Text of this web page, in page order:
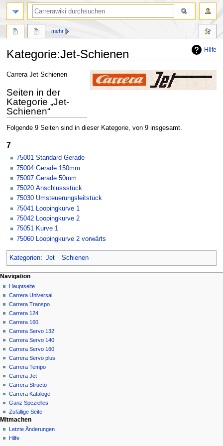
Hilfe
Kategorie:Jet-Schienen
Zur
springen
Zur
springen
Carrera Jet Schienen
Seiten in der
Kategorie „Jet-
Schienen“
Folgende 9 Seiten sind in dieser Kategorie, von 9 insgesamt.
7
75001 Standard Gerade
75004 Gerade 150mm
75007 Gerade 50mm
75020 Anschlussstück
75030 Umsteuerungsleitstück
75041 Loopingkurve 1
75042 Loopingkurve 2
75051 Kurve 1
75060 Loopingkurve 2 vorwärts
Kategorien: Jet Schienen
Navigationsmenü
Seitenaktionen
Kategorie
Diskussion
Lesen
Quelltext
anzeigen
Versionsgeschichte
mehr
Meine Werkzeuge
Anmelden
Navigation
Hauptseite
Carrera Universal
Carrera Transpo
Carrera 124
Carrera 160
Carrera Servo 132
Carrera Servo 140
Carrera Servo 160
Carrera Servo plus
Carrera Tempo
Carrera Jet
Carrera Structo
Carrera Kataloge
Ganz Spezielles
Zufällige Seite
Suche
Mitmachen
Letzte Änderungen
Hilfe